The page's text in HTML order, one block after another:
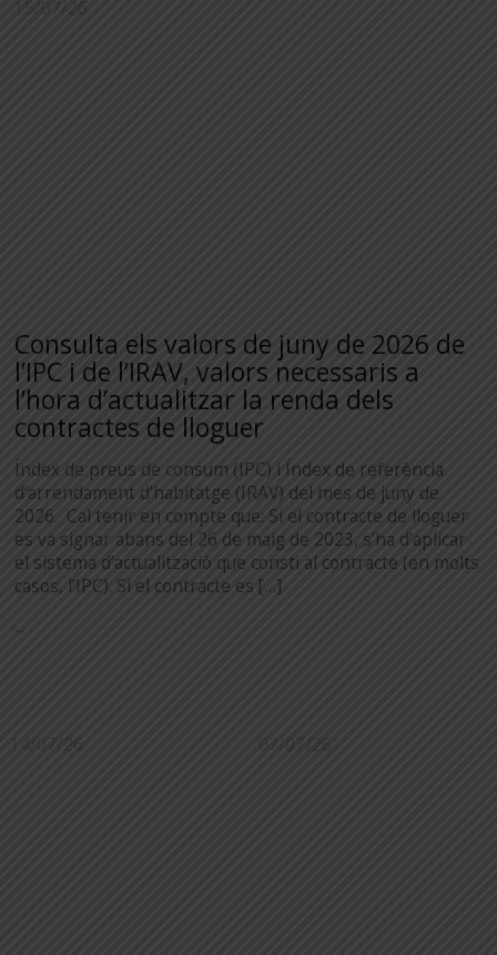
15/07/26
Consulta els valors de juny de 2026 de
l’IPC i de l’IRAV, valors necessaris a
l’hora d’actualitzar la renda dels
contractes de lloguer
Índex de preus de consum (IPC) i Índex de referència
d’arrendament d’habitatge (IRAV) del mes de juny de
2026. Cal tenir en compte que: Si el contracte de lloguer
es va signar abans del 26 de maig de 2023, s’ha d’aplicar
el sistema d’actualització que consti al contracte (en molts
casos, l’IPC). Si el contracte es […]
...
14/07/26 07/07/26